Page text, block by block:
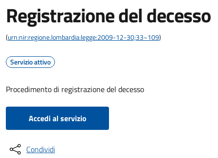
Registrazione del decesso
(urn:nir:regione.lombardia:legge:2009-12-30;33~109)
Servizio attivo
Procedimento di registrazione del decesso
Accedi al servizio
Condividi